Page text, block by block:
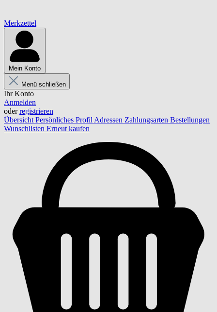
Merkzettel
Mein Konto
Menü schließen
Ihr Konto
Anmelden
oderregistrieren
Übersicht Persönliches Profil Adressen Zahlungsarten Bestellungen
Wunschlisten Erneut kaufen